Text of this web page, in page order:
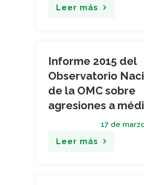
Leer más
Informe 2015 del
Observatorio
de la OMC sobre
agresiones a
17 de
Leer más